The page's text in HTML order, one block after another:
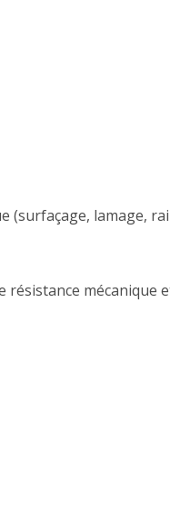
(surfaçage, lamage,
mécanique